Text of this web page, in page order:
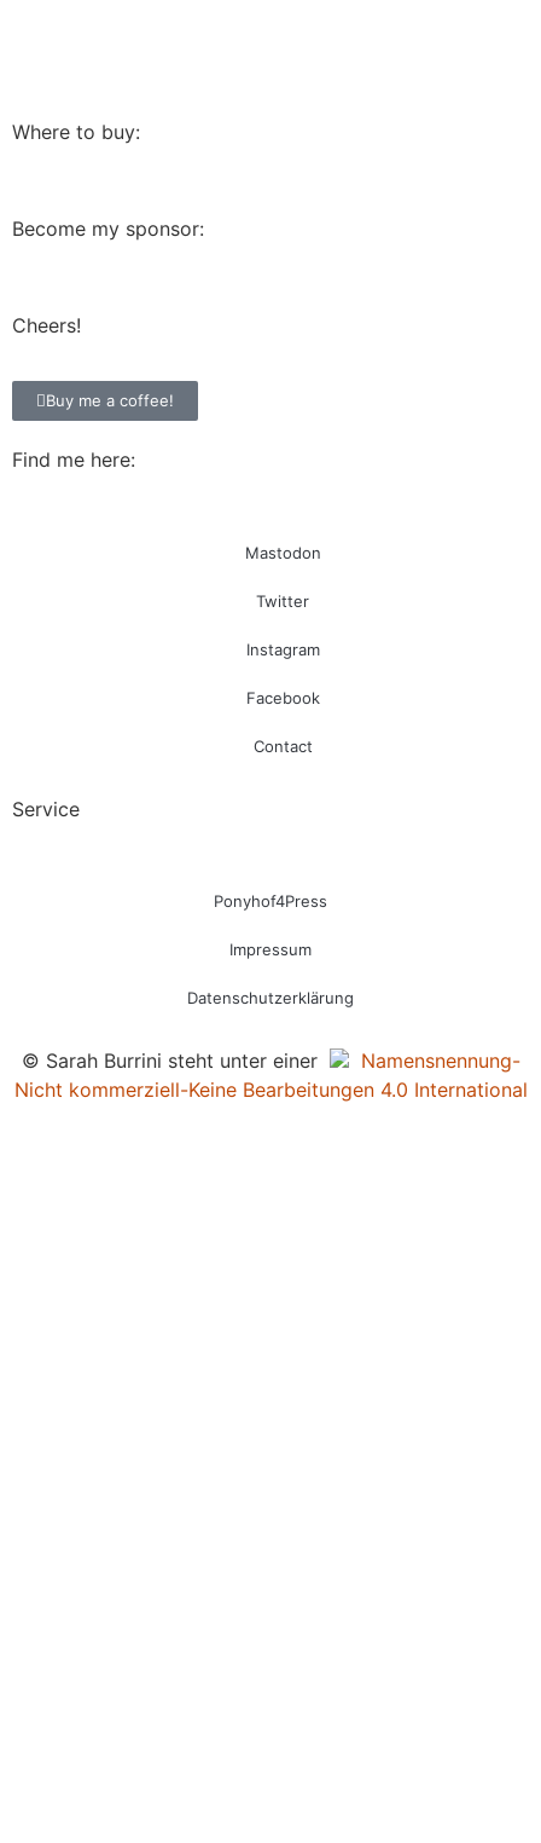
Where to buy:
Become my sponsor:
Cheers!
Buy me a coffee!
Find me here:
Mastodon
Twitter
Instagram
Facebook
Contact
Service
Ponyhof4Press
Impressum
Datenschutzerklärung
© Sarah Burrini steht unter einer
Namensnennung-
Nicht kommerziell-Keine Bearbeitungen 4.0 International